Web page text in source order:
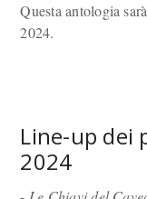
Questa antologia
2024.
Line-up dei
2024